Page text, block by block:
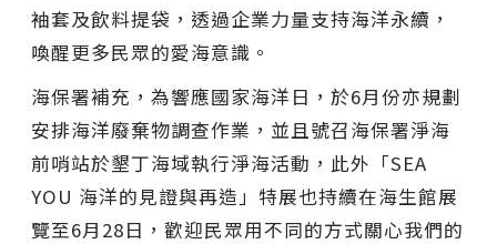
袖套及飲料提袋，透過企業力量支持海洋永續，
喚醒更多民眾的愛海意識。
海保署補充，為響應國家海洋日，於6月份亦規劃
安排海洋廢棄物調查作業，並且號召海保署淨海
前哨站於墾丁海域執行淨海活動，此外「SEA
YOU 海洋的見證與再造」特展也持續在海生館展
覽至6月28日，歡迎民眾用不同的方式關心我們的